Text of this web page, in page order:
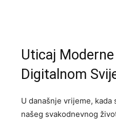
Uticaj
Digitalnom
U današnje vrijeme, kada
našeg svakodnevnog